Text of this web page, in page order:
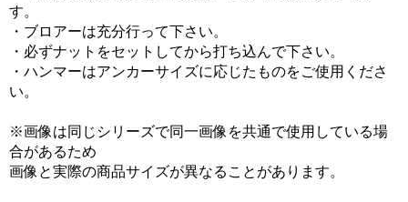
す。
・ブロアーは充分行って下さい。
・必ずナットをセットしてから打ち込んで下さい。
・ハンマーはアンカーサイズに応じたものをご使用くださ
い。
※画像は同じシリーズで同一画像を共通で使用している場
合があるため
画像と実際の商品サイズが異なることがあります。